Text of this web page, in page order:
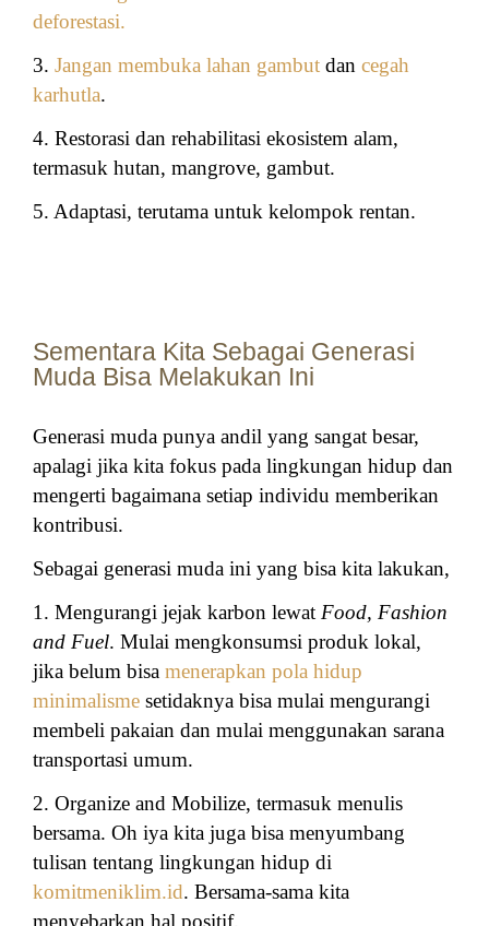
deforestasi.
3. Jangan membuka lahan gambut dan cegah
karhutla.
4. Restorasi dan rehabilitasi ekosistem alam,
termasuk hutan, mangrove, gambut.
5. Adaptasi, terutama untuk kelompok rentan.
Sementara Kita Sebagai Generasi
Muda Bisa Melakukan Ini
Generasi muda punya andil yang sangat besar,
apalagi jika kita fokus pada lingkungan hidup dan
mengerti bagaimana setiap individu memberikan
kontribusi.
Sebagai generasi muda ini yang bisa kita lakukan,
1. Mengurangi jejak karbon lewat Food, Fashion
and Fuel. Mulai mengkonsumsi produk lokal,
jika belum bisa menerapkan pola hidup
minimalisme setidaknya bisa mulai mengurangi
membeli pakaian dan mulai menggunakan sarana
transportasi umum.
2. Organize and Mobilize, termasuk menulis
bersama. Oh iya kita juga bisa menyumbang
tulisan tentang lingkungan hidup di
komitmeniklim.id. Bersama-sama kita
menyebarkan hal positif.